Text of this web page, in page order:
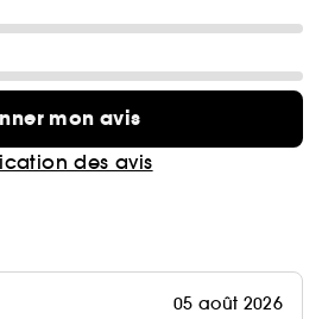
mon avis
des avis
05 août 2026